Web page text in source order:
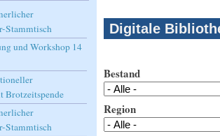
Digitale
Bestand
Region
Stammtisch
und Workshop 14
Brotzeitspende
Stammtisch